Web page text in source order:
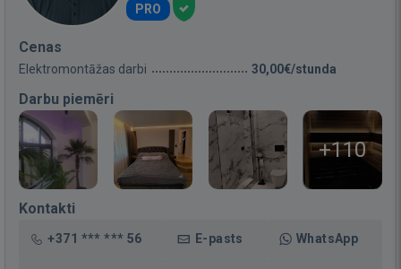
PRO
Cenas
Elektromontāžas darbi 30,00€/stunda
Darbu piemēri
+110
Kontakti
+371 *** *** 56 E-pasts WhatsApp